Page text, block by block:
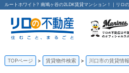
ルートホワイト? 南鳩ヶ谷の2LDK賃貸マンション！｜リ
TOPページ 賃貸物件検索 川口市の賃貸情